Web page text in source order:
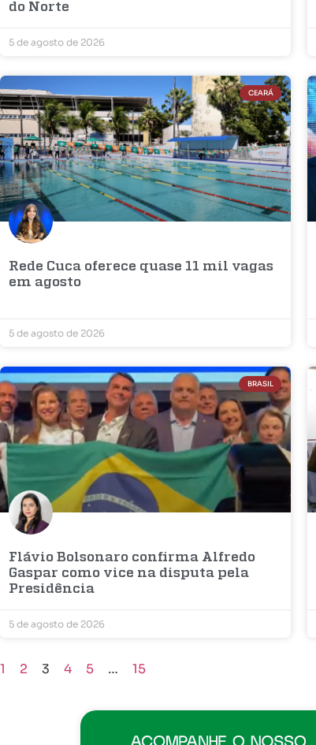
do Norte
5 de agosto de 2026
CEARÁ
Rede Cuca oferece quase 11 mil vagas
em agosto
5 de agosto de 2026
BRASIL
Flávio Bolsonaro confirma Alfredo
Gaspar como vice na disputa pela
Presidência
5 de agosto de 2026
1 2 3 4 5 … 15